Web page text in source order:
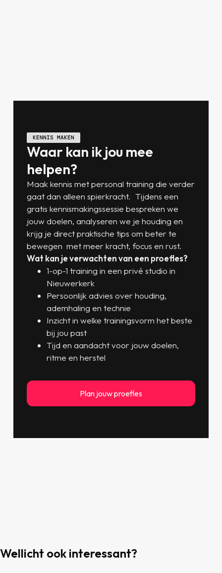
KENNIS MAKEN
Waar kan ik jou mee
helpen?
Maak kennis met personal training die verder
gaat dan alleen spierkracht. Tijdens een
gratis kennismakingssessie bespreken we
jouw doelen, analyseren we je houding en
krijg je direct praktische tips om beter te
bewegen met meer kracht, focus en rust.
Wat kan je verwachten van een proefles?
1-op-1 training in een privé studio in
Nieuwerkerk
Persoonlijk advies over houding,
ademhaling en technie
Inzicht in welke trainingsvorm het beste
bij jou past
Tijd en aandacht voor jouw doelen,
ritme en herstel
Plan jouw proefles
Wellicht ook interessant?